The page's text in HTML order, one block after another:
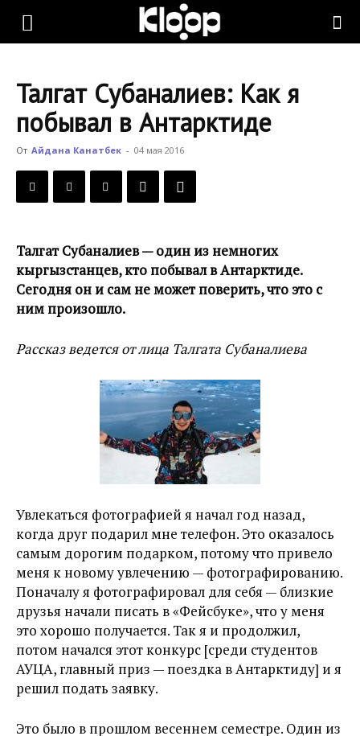
KLOOP.KG
Новости
Талгат Субаналиев: Как я
побывал в Антарктиде
От Айдана Канатбек - 04 мая 2016
Талгат Субаналиев — один из немногих
кыргызстанцев, кто побывал в Антарктиде.
Сегодня он и сам не может поверить, что это с
ним произошло.
Рассказ ведется от лица Талгата Субаналиева
Увлекаться фотографией я начал год назад,
когда друг подарил мне телефон. Это оказалось
самым дорогим подарком, потому что привело
меня к новому увлечению — фотографированию.
Поначалу я фотографировал для себя — близкие
друзья начали писать в «Фейсбуке», что у меня
это хорошо получается. Так я и продолжил,
потом начался этот конкурс [среди студентов
АУЦА, главный приз — поездка в Антарктиду] и я
решил подать заявку.
Это было в прошлом весеннем семестре. Один из